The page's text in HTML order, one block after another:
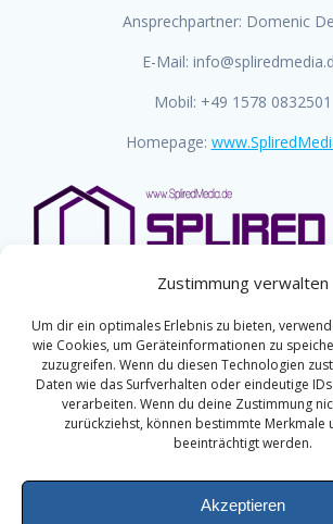
Zustimmung verwalten
Um dir ein optimales Erlebnis zu bieten,
wie Cookies, um Geräteinformationen zu
zuzugreifen. Wenn du diesen Technologien
Daten wie das Surfverhalten oder eindeutige
verarbeiten. Wenn du deine Zustimmung
zurückziehst, können bestimmte Merkmale
beeinträchtigt werden.
Akzeptieren
Ansprechpartner: Domenic
E-Mail:
Mobil: +49 1578 0832501
Homepage:
DeHaG - Decker Haus und
© 2021 - 2026 DeHaG. Alle Rechte
Erstellung, Technik, Wartung & Pflege: